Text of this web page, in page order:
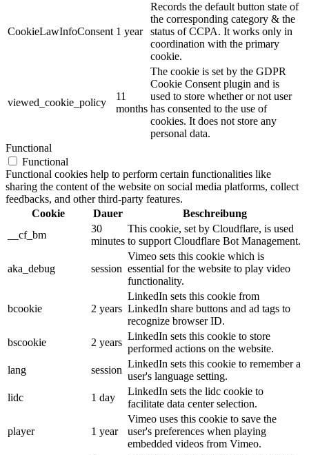
CookieLawInfoConsent 1 year
Records the default button state of
the corresponding category & the
status of CCPA. It works only in
coordination with the primary
cookie.
viewed_cookie_policy
11
months
The cookie is set by the GDPR
Cookie Consent plugin and is
used to store whether or not user
has consented to the use of
cookies. It does not store any
personal data.
Functional
Functional
Functional cookies help to perform certain functionalities like
sharing the content of the website on social media platforms, collect
feedbacks, and other third-party features.
Cookie
Dauer
Beschreibung
__cf_bm
30
minutes
This cookie, set by Cloudflare, is used
to support Cloudflare Bot Management.
aka_debug session
Vimeo sets this cookie which is
essential for the website to play video
functionality.
bcookie 2 years
LinkedIn sets this cookie from
LinkedIn share buttons and ad tags to
recognize browser ID.
bscookie
2 years
LinkedIn sets this cookie to store
performed actions on the website.
lang
session
LinkedIn sets this cookie to remember a
user's language setting.
lidc
1 day
LinkedIn sets the lidc cookie to
facilitate data center selection.
player 1 year
Vimeo uses this cookie to save the
user's preferences when playing
embedded videos from Vimeo.